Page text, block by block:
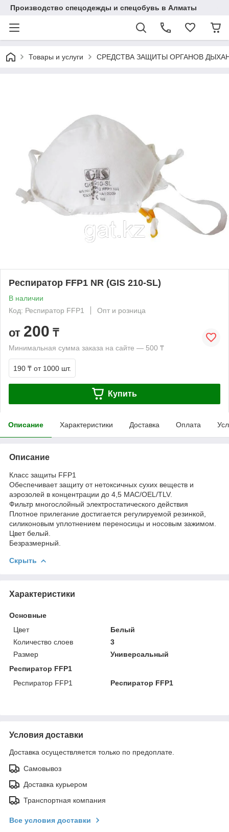
Производство спецодежды и спецобувь в Алматы
Товары и услуги СРЕДСТВА ЗАЩИТЫ ОРГАНОВ
Респиратор FFP1 NR (GIS 210-SL)
В наличии
Код: Респиратор FFP1
Опт и розница
от 200 ₸
Минимальная сумма заказа на сайте — 500 ₸
190 ₸ от 1000 шт.
Купить
Описание Характеристики Доставка Оплата
Описание
Класс защиты FFP1
Обеспечивает защиту от нетоксичных сухих веществ и
аэрозолей в концентрации до 4,5 MAC/OEL/TLV.
Фильтр многослойный электростатического действия
Плотное прилегание достигается регулируемой резинкой,
силиконовым уплотнением переносицы и носовым зажимом.
Цвет белый.
Безразмерный.
Скрыть
Характеристики
Основные
Цвет
Белый
Количество слоев
3
Размер
Универсальный
Респиратор FFP1
Респиратор FFP1
Респиратор FFP1
Условия доставки
Доставка осуществляется только по предоплате.
Самовывоз
Доставка курьером
Транспортная компания
Все условия доставки